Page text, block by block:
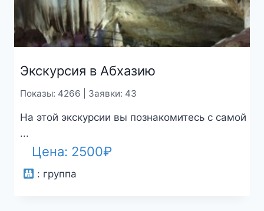
Экскурсия в Абхазию
Показы: 4266 | Заявки: 43
На этой экскурсии вы познакомитесь с самой
...
Цена: 2500₽
: группа